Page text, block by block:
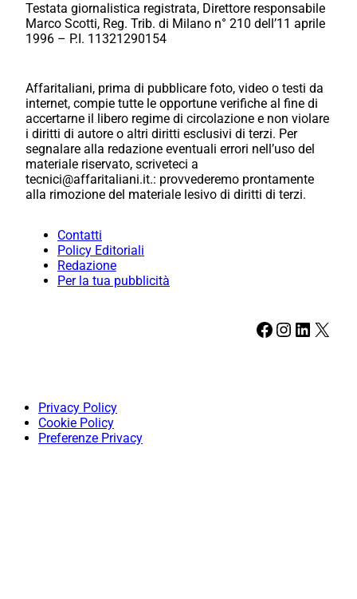
Testata giornalistica registrata, Direttore responsabile
Marco Scotti, Reg. Trib. di Milano n° 210 dell’11 aprile
1996 – P.I. 11321290154
Affaritaliani, prima di pubblicare foto, video o testi da
internet, compie tutte le opportune verifiche al fine di
accertarne il libero regime di circolazione e non violare
i diritti di autore o altri diritti esclusivi di terzi. Per
segnalare alla redazione eventuali errori nell’uso del
materiale riservato, scriveteci a
tecnici@affaritaliani.it.: provvederemo prontamente
alla rimozione del materiale lesivo di diritti di terzi.
Contatti
Policy Editoriali
Redazione
Per la tua pubblicità
Facebook Instagram LinkedIn X
Privacy Policy
Cookie Policy
Preferenze Privacy